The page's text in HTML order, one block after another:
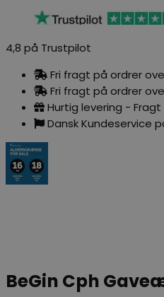
4,8 på Trustpilot
Fri fragt på ordrer
Fri fragt på ordrer over
Hurtig levering -
Dansk Kundeservice
BeGin Cph